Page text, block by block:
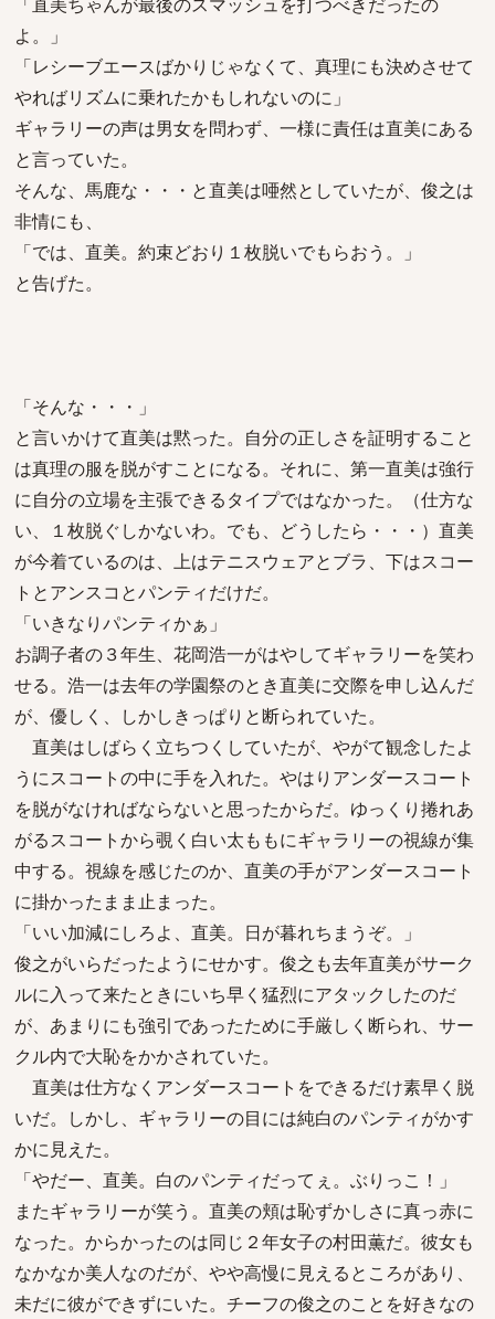
よ。」
「レシーブエースばかりじゃなくて、真理にも決めさせて
やればリズムに乗れたかもしれないのに」
ギャラリーの声は男女を問わず、一様に責任は直美にある
と言っていた。
そんな、馬鹿な・・・と直美は唖然としていたが、俊之は
非情にも、
「では、直美。約束どおり１枚脱いでもらおう。」
と告げた。
「そんな・・・」
と言いかけて直美は黙った。自分の正しさを証明すること
は真理の服を脱がすことになる。それに、第一直美は強行
に自分の立場を主張できるタイプではなかった。（仕方な
い、１枚脱ぐしかないわ。でも、どうしたら・・・）直美
が今着ているのは、上はテニスウェアとブラ、下はスコー
トとアンスコとパンティだけだ。
「いきなりパンティかぁ」
お調子者の３年生、花岡浩一がはやしてギャラリーを笑わ
せる。浩一は去年の学園祭のとき直美に交際を申し込んだ
が、優しく、しかしきっぱりと断られていた。
直美はしばらく立ちつくしていたが、やがて観念したよ
うにスコートの中に手を入れた。やはりアンダースコート
を脱がなければならないと思ったからだ。ゆっくり捲れあ
がるスコートから覗く白い太ももにギャラリーの視線が集
中する。視線を感じたのか、直美の手がアンダースコート
に掛かったまま止まった。
「いい加減にしろよ、直美。日が暮れちまうぞ。」
俊之がいらだったようにせかす。俊之も去年直美がサーク
ルに入って来たときにいち早く猛烈にアタックしたのだ
が、あまりにも強引であったために手厳しく断られ、サー
クル内で大恥をかかされていた。
直美は仕方なくアンダースコートをできるだけ素早く脱
いだ。しかし、ギャラリーの目には純白のパンティがかす
かに見えた。
「やだー、直美。白のパンティだってぇ。ぶりっこ！」
またギャラリーが笑う。直美の頬は恥ずかしさに真っ赤に
なった。からかったのは同じ２年女子の村田薫だ。彼女も
なかなか美人なのだが、やや高慢に見えるところがあり、
未だに彼ができずにいた。チーフの俊之のことを好きなの